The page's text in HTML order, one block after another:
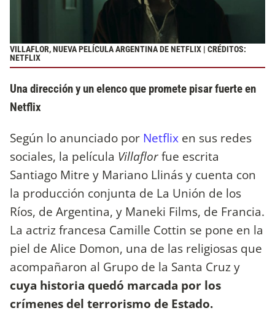
VILLAFLOR, NUEVA PELÍCULA ARGENTINA DE NETFLIX | CRÉDITOS:
NETFLIX
Una dirección y un elenco que promete pisar fuerte en
Netflix
Según lo anunciado por Netflix en sus redes
sociales, la película Villaflorfue escrita
Santiago Mitre y Mariano Llinás y cuenta con
la producción conjunta de La Unión de los
Ríos, de Argentina, y Maneki Films, de Francia.
La actriz francesa Camille Cottin se pone en la
piel de Alice Domon, una de las religiosas que
acompañaron al Grupo de la Santa Cruz y
cuya historia quedó marcada por los
crímenes del terrorismo de Estado.